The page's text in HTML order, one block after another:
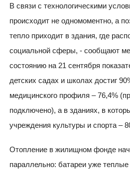
В связи с технологическими
происходит не одномоментно, а
тепло приходит в здания, где
социальной сферы, - сообщают
состоянию на 21 сентября
детских садах и школах достиг
медицинского профиля – 76,4%
подключено), а в зданиях, в
учреждения культуры и спорта –
Отопление в жилищном фонде
параллельно: батареи уже